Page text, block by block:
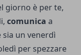
giorno è per te,
comunica a
sia un venerdì
per spezzare